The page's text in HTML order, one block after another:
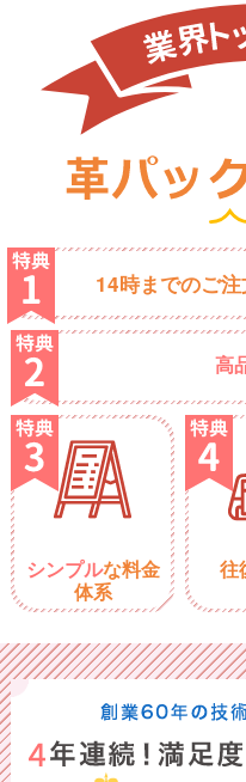
14時までのご
高
シンプルな料金
体系
往